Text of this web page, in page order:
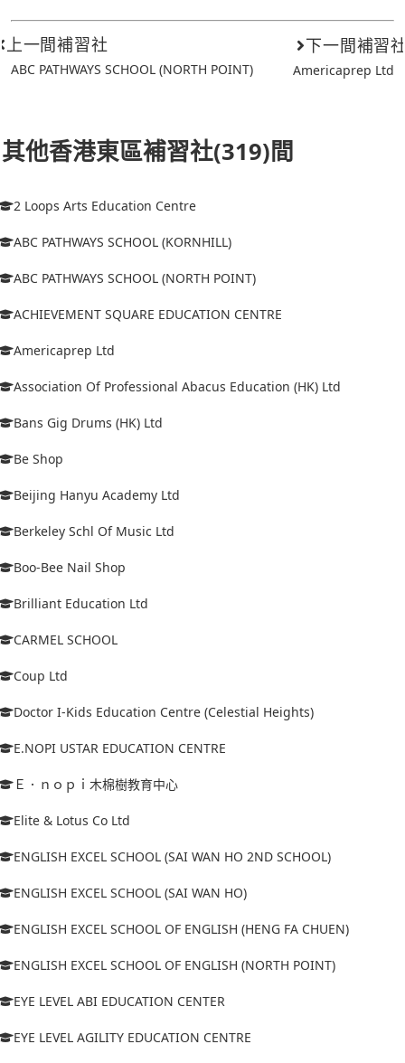
上一間補習社
ABC PATHWAYS SCHOOL (NORTH POINT)
下一間補習
Americaprep Ltd
其他香港東區補習社(319)間
2 Loops Arts Education Centre
ABC PATHWAYS SCHOOL (KORNHILL)
ABC PATHWAYS SCHOOL (NORTH POINT)
ACHIEVEMENT SQUARE EDUCATION CENTRE
Americaprep Ltd
Association Of Professional Abacus Education (HK) Ltd
Bans Gig Drums (HK) Ltd
Be Shop
Beijing Hanyu Academy Ltd
Berkeley Schl Of Music Ltd
Boo-Bee Nail Shop
Brilliant Education Ltd
CARMEL SCHOOL
Coup Ltd
Doctor I-Kids Education Centre (Celestial Heights)
E.NOPI USTAR EDUCATION CENTRE
Ｅ．ｎｏｐｉ木棉樹教育中心
Elite & Lotus Co Ltd
ENGLISH EXCEL SCHOOL (SAI WAN HO 2ND SCHOOL)
ENGLISH EXCEL SCHOOL (SAI WAN HO)
ENGLISH EXCEL SCHOOL OF ENGLISH (HENG FA CHUEN)
ENGLISH EXCEL SCHOOL OF ENGLISH (NORTH POINT)
EYE LEVEL ABI EDUCATION CENTER
EYE LEVEL AGILITY EDUCATION CENTRE